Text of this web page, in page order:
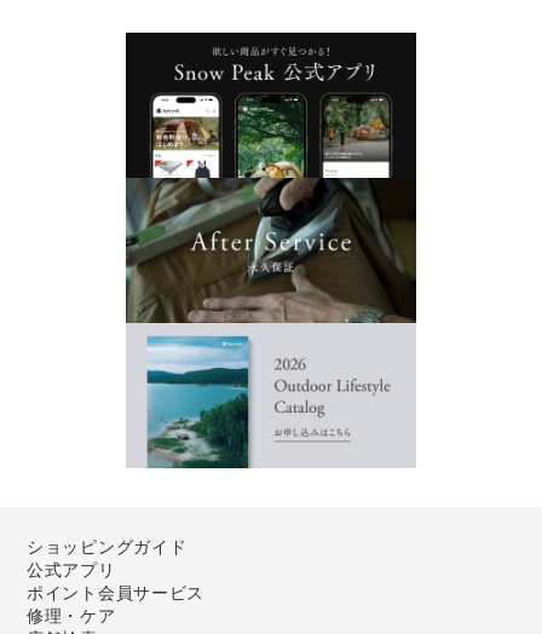
ショッピングガイド
公式アプリ
ポイント会員サービス
修理・ケア